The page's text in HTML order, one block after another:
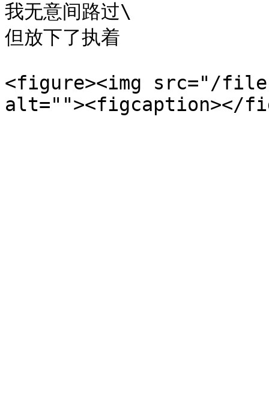
我无意间路过\
但放下了执着
<figure><img src="/files/